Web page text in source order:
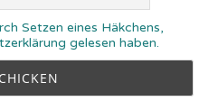
Setzen eines Häkchens,
gelesen haben.